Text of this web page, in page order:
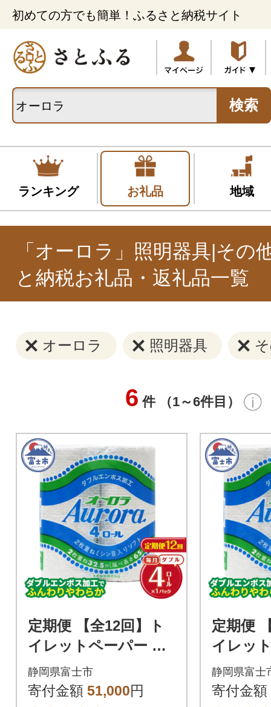
初めての方でも簡単！ふるさと納税サイト
検索
ランキング お礼品 地域
「オーロラ」照明器具|その
と納税お礼品・返礼品一覧
オーロラ 照明器具
6 件 （1～6件目）
定期便 【全12回】ト
イレットペーパー ダ
ブル 4個×1パック オ
ーロラ [sf077-073]
静岡県富士市
寄付金額 51,000円
定期便
イレッ
ブル 4
ーロラ
静岡県富士
寄付金額